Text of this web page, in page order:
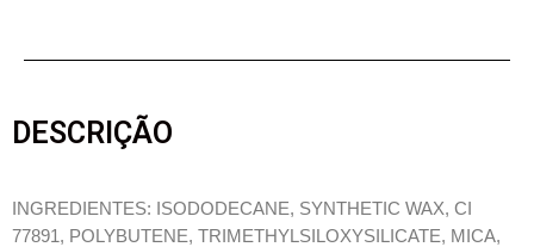
DESCRIÇÃO
INGREDIENTES: ISODODECANE, SYNTHETIC WAX, CI
77891, POLYBUTENE, TRIMETHYLSILOXYSILICATE, MICA,